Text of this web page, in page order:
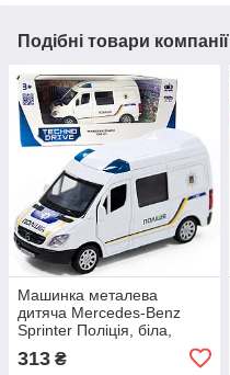
Подібні товари компанії
Машинка металева
дитяча Mercedes-Benz
Sprinter Поліція, біла,
4*11*5см ( 250294)
313 ₴